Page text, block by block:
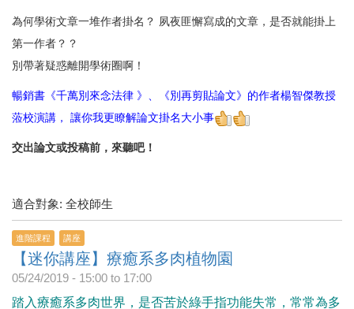
為何學術文章一堆作者掛名？ 夙夜匪懈寫成的文章，是否就能掛上
第一作者？？
別帶著疑惑離開學術圈啊！
暢銷書《千萬別來念法律 》、《別再剪貼論文》的作者楊智傑教授
蒞校演講， 讓你我更瞭解論文掛名大小事
交出論文或投稿前，來聽吧！
適合對象: 全校師生
進階課程 講座
【迷你講座】療癒系多肉植物園
05/24/2019 - 15:00 to 17:00
踏入療癒系多肉世界，是否苦於綠手指功能失常，常常為多